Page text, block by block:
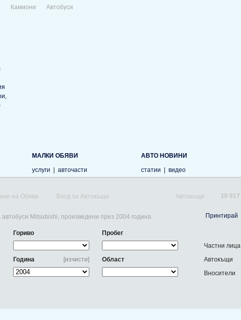
Камиони Автобуси
МАЛКИ ОБЯВИ
услуги
авточасти
АВТО НОВИНИ
статии
видео
на Обява Вход за Автокъщи Автокъщи 10 017
Принтирай
автобуси Mitsubishi, произведени през 2004 година
Гориво
[изчисти]
Година
Пробег
Област
Частни лица
Автокъщи
Вносители